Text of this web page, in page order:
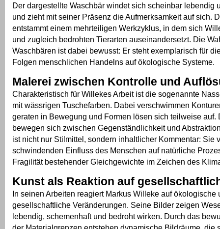
Der dargestellte Waschbär windet sich scheinbar lebendig
und zieht mit seiner Präsenz die Aufmerksamkeit auf sich.
entstammt einem mehrteiligen Werkzyklus, in dem sich
und zugleich bedrohten Tierarten auseinandersetzt. Die
Waschbären ist dabei bewusst: Er steht exemplarisch für
Folgen menschlichen Handelns auf ökologische Systeme.
Malerei zwischen Kontrolle und
Charakteristisch für Willekes Arbeit ist die sogenannte
mit wässrigen Tuschefarben. Dabei verschwimmen
geraten in Bewegung und Formen lösen sich teilweise auf.
bewegen sich zwischen Gegenständlichkeit und
ist nicht nur Stilmittel, sondern inhaltlicher Kommentar: Sie
schwindenden Einfluss des Menschen auf natürliche
Fragilität bestehender Gleichgewichte im Zeichen des
Kunst als Reaktion auf
In seinen Arbeiten reagiert Markus Willeke auf ökologische
gesellschaftliche Veränderungen. Seine Bilder zeigen
lebendig, schemenhaft und bedroht wirken. Durch das